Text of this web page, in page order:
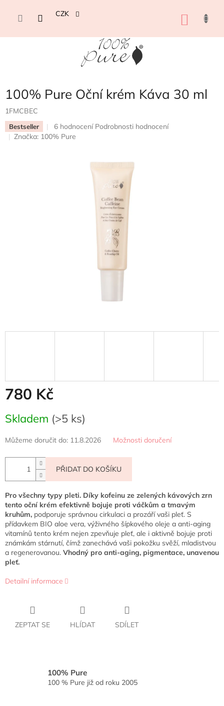
obsah
CZK
100% Pure Oční krém Káva 30 ml
1FMCBEC
Bestseller
Průměrné
hodnocení
6 hodnocení Podrobnosti hodnocení
Značka: 100% Pure
780 Kč
cena:
Skladem (>5 ks)
Můžeme doručit do: 11.8.2026 Možnosti doručení
PŘIDAT DO KOŠÍKU
Pro všechny typy pleti. Díky kofeinu ze zelených kávových zrn
tento oční krém efektivně bojuje proti váčkům a tmavým
kruhům, podporuje správnou cirkulaci a prozáří vaši pleť. S
přídavkem BIO aloe vera, výživného šípkového oleje a anti-aging
vitamínů tento krém nejen zpevňuje pleť, ale i aktivně bojuje proti
známkám stárnutí, čímž zanechává vaši pokožku svěží, mladistvou
a regenerovanou. Vhodný pro anti-aging, pigmentace, unavenou
pleť.
Detailní informace
ZEPTAT SE HLÍDAT SDÍLET
100% Pure
100 % Pure již od roku 2005